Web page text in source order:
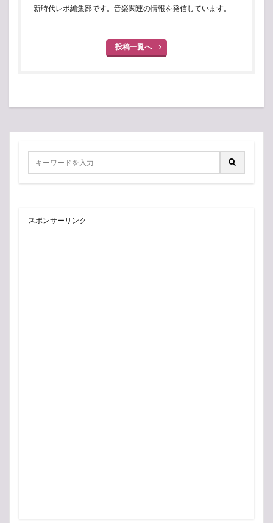
新時代レポ編集部です。音楽関連の情報を発信しています。
投稿一覧へ
スポンサーリンク